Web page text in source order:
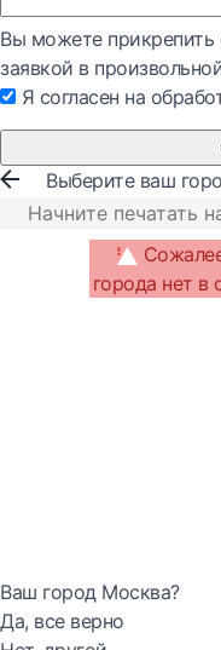
Вы можете прикрепить
заявкой в
Я согласен на
Выберите ваш
города нет в
Ваш город Москва?
Да, все верно